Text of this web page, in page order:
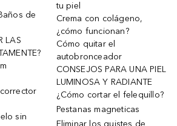
de
LAS
sin
tu piel
Crema con colágeno,
¿cómo funcionan?
Cómo quitar el
autobronceador
CONSEJOS PARA UNA PIEL
LUMINOSA Y RADIANTE
¿Cómo cortar el felequillo?
Pestanas magneticas
Eliminar los quistes de